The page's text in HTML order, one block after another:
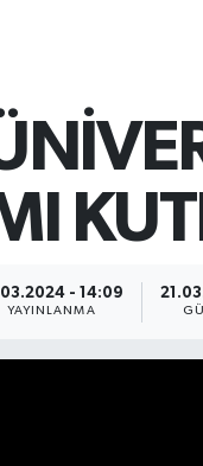
- 14:09
YAYINLANMA